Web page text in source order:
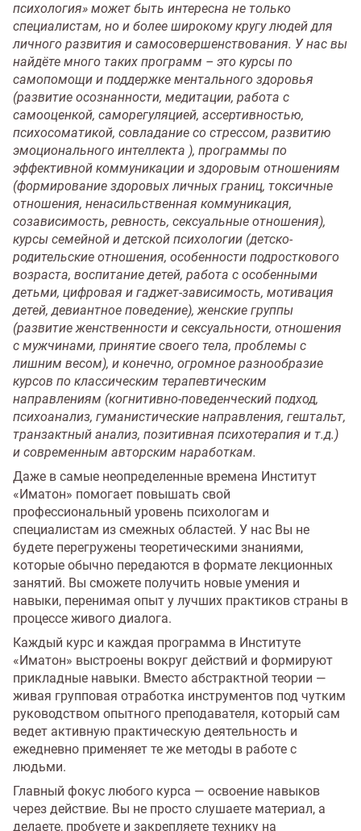
психология» может быть интересна не только
специалистам, но и более широкому кругу людей для
личного развития и самосовершенствования. У нас вы
найдёте много таких программ – это курсы по
самопомощи и поддержке ментального здоровья
(развитие осознанности, медитации, работа с
самооценкой, саморегуляцией, ассертивностью,
психосоматикой, совладание со стрессом, развитию
эмоционального интеллекта ), программы по
эффективной коммуникации и здоровым отношениям
(формирование здоровых личных границ, токсичные
отношения, ненасильственная коммуникация,
созависимость, ревность, сексуальные отношения),
курсы семейной и детской психологии (детско-
родительские отношения, особенности подросткового
возраста, воспитание детей, работа с особенными
детьми, цифровая и гаджет-зависимость, мотивация
детей, девиантное поведение), женские группы
(развитие женственности и сексуальности, отношения
с мужчинами, принятие своего тела, проблемы с
лишним весом), и конечно, огромное разнообразие
курсов по классическим терапевтическим
направлениям (когнитивно-поведенческий подход,
психоанализ, гуманистические направления, гештальт,
транзактный анализ, позитивная психотерапия и т.д.)
и современным авторским наработкам.
Даже в самые неопределенные времена Институт
«Иматон» помогает повышать свой
профессиональный уровень психологам и
специалистам из смежных областей. У нас Вы не
будете перегружены теоретическими знаниями,
которые обычно передаются в формате лекционных
занятий. Вы сможете получить новые умения и
навыки, перенимая опыт у лучших практиков страны в
процессе живого диалога.
Каждый курс и каждая программа в Институте
«Иматон» выстроены вокруг действий и формируют
прикладные навыки. Вместо абстрактной теории —
живая групповая отработка инструментов под чутким
руководством опытного преподавателя, который сам
ведет активную практическую деятельность и
ежедневно применяет те же методы в работе с
людьми.
Главный фокус любого курса — освоение навыков
через действие. Вы не просто слушаете материал, а
делаете, пробуете и закрепляете технику на